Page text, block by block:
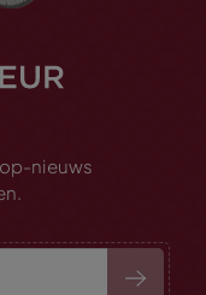
nieuws